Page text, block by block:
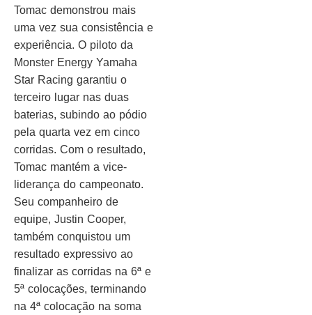
Tomac demonstrou mais
uma vez sua consistência e
experiência. O piloto da
Monster Energy Yamaha
Star Racing garantiu o
terceiro lugar nas duas
baterias, subindo ao pódio
pela quarta vez em cinco
corridas. Com o resultado,
Tomac mantém a vice-
liderança do campeonato.
Seu companheiro de
equipe, Justin Cooper,
também conquistou um
resultado expressivo ao
finalizar as corridas na 6ª e
5ª colocações, terminando
na 4ª colocação na soma